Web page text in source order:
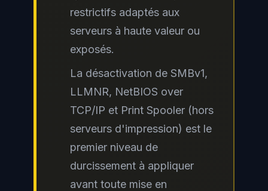
restrictifs adaptés aux
serveurs à haute valeur ou
exposés.
La désactivation de SMBv1,
LLMNR, NetBIOS over
TCP/IP et Print Spooler (hors
serveurs d'impression) est le
premier niveau de
durcissement à appliquer
avant toute mise en